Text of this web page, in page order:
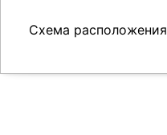
Схема расположения